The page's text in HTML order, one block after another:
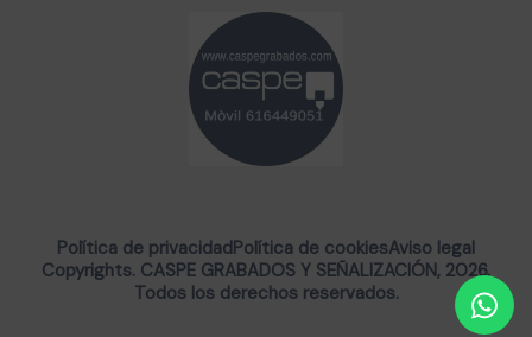
Copyrights. CASPE GRABADOS Y SEÑALIZACIÓN, 2026.
Todos los derechos reservados.
Política de privacidadPolítica de cookiesAviso legal